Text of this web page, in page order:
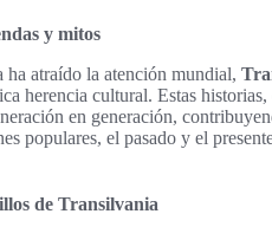
y mitos
atraído la atención mundial,
herencia cultural. Estas
en generación,
populares, el pasado y el
de Transilvania